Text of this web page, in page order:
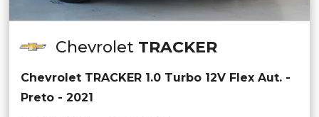
Chevrolet TRACKER
Chevrolet TRACKER 1.0 Turbo 12V Flex Aut. -
Preto - 2021